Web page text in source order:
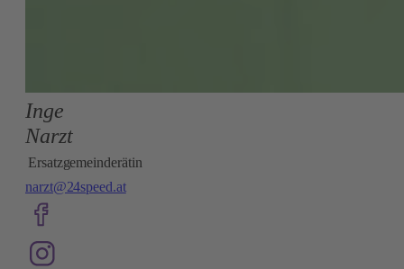
Inge
Narzt
Ersatzgemeinderätin
narzt@24speed.at